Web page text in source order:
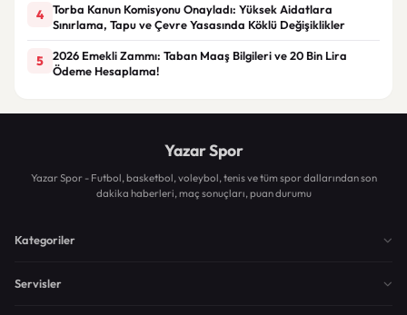
4
Torba Kanun Komisyonu Onayladı: Yüksek Aidatlara
Sınırlama, Tapu ve Çevre Yasasında Köklü Değişiklikler
5
2026 Emekli Zammı: Taban Maaş Bilgileri ve 20 Bin Lira
Ödeme Hesaplama!
Yazar Spor
Yazar Spor - Futbol, basketbol, voleybol, tenis ve tüm spor dallarından son
dakika haberleri, maç sonuçları, puan durumu
Kategoriler
Servisler